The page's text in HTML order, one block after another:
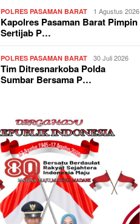
POLRES PASAMAN BARAT 1 Agustus 2026
Kapolres Pasaman Barat Pimpin
Sertijab P…
POLRES PASAMAN BARAT 30 Juli 2026
Tim Ditresnarkoba Polda
Sumbar Bersama P…